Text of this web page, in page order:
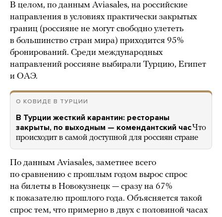
В целом, по данным Aviasales, на российские
направления в условиях практически закрытых
границ (россияне не могут свободно улететь
в большинство стран мира) приходится 95%
бронирований. Среди международных
направлений россияне выбирали Турцию, Египет
и ОАЭ.
О КОВИДЕ В ТУРЦИИ
В Турции жесткий карантин: рестораны
закрыты, по выходным — комендантский часЧто
происходит в самой доступной для россиян стране
По данным Aviasales, заметнее всего
по сравнению с прошлым годом вырос спрос
на билеты в Новокузнецк — сразу на 67%
к показателю прошлого года. Объясняется такой
спрос тем, что примерно в двух с половиной часах